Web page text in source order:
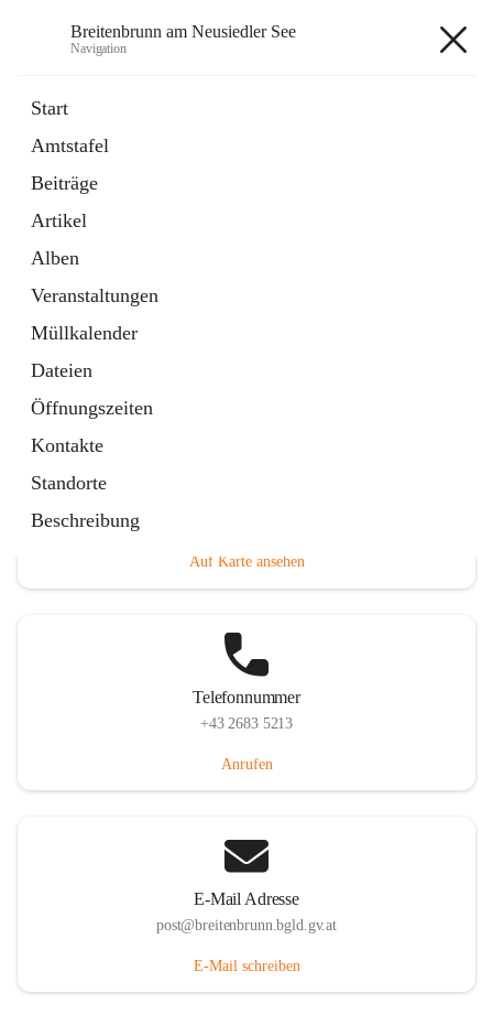
Breitenbrunn am Neusiedler See
Navigation
Start
Amtstafel
Beiträge
Artikel
Alben
Veranstaltungen
Müllkalender
Dateien
Öffnungszeiten
Kontakte
Standorte
Beschreibung
18 Schnellzugriffe
Gemeindeservice
Auf Karte ansehen
Telefonnummer
+43 2683 5213
Anrufen
E-Mail Adresse
post@breitenbrunn.bgld.gv.at
E-Mail schreiben